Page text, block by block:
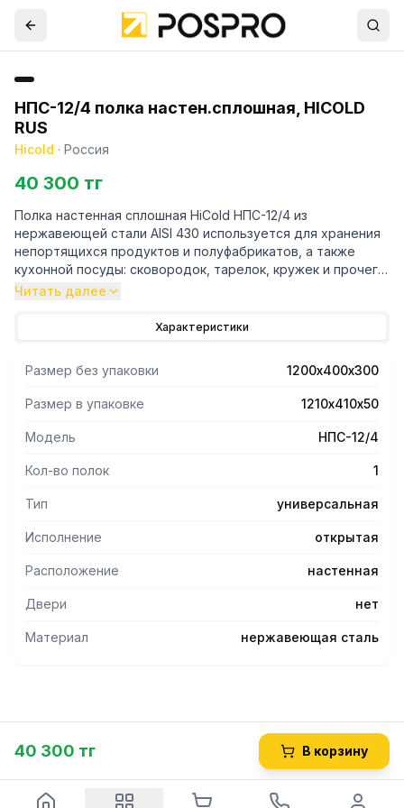
НПС-12/4 полка настен.сплошная, HICOLD
RUS
Hicold · Россия
40 300 тг
Полка настенная сплошная HiCold НПС-12/4 из
нержавеющей стали AISI 430 используется для хранения
непортящихся продуктов и полуфабрикатов, а также
кухонной посуды: сковородок, тарелок, кружек и прочего
на предприятиях общественного питания. Изделие
Читать далее
Характеристики
Размер без упаковки 1200х400х300
Размер в упаковке 1210х410х50
Модель НПС-12/4
Кол-во полок 1
Тип универсальная
Исполнение открытая
Расположение настенная
Двери нет
Материал нержавеющая сталь
40 300 тг В корзину